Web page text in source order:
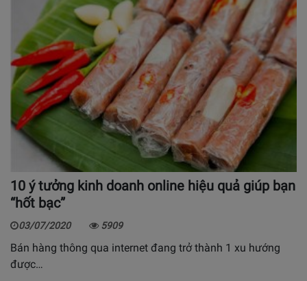
10 ý tưởng kinh doanh online hiệu quả giúp bạn
“hốt bạc”
03/07/2020 5909
Bán hàng thông qua internet đang trở thành 1 xu hướng
được…